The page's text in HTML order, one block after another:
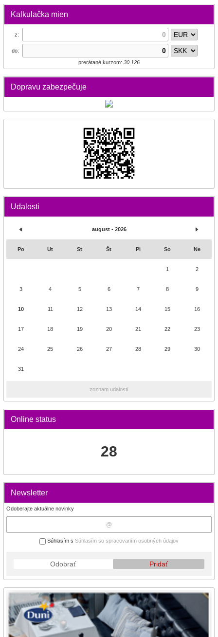
Kalkulačka mien
z:
do:
prerátané kurzom: 30.126
Dopravu zabezpečuje
Udalosti
august - 2026
Po Ut St Št Pi So Ne
1 2
3 4 5 6 7 8 9
10 11 12 13 14 15 16
17 18 19 20 21 22 23
24 25 26 27 28 29 30
31
zoznam udalostí
Online status
28
Newsletter
Odoberajte aktuálne novinky
Súhlasím s Súhlasím so spracovaním osobných údajov
Odobrať Pridať